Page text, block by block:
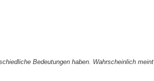
Bedeutungen haben. Wahrscheinlich meint